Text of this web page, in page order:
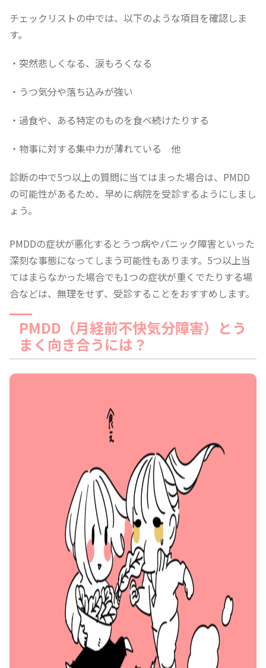
チェックリストの中では、以下のような項目を確認しま
す。
・突然悲しくなる、涙もろくなる
・うつ気分や落ち込みが強い
・過食や、ある特定のものを食べ続けたりする
・物事に対する集中力が薄れている 他
診断の中で5つ以上の質問に当てはまった場合は、PMDD
の可能性があるため、早めに病院を受診するようにしまし
ょう。
PMDDの症状が悪化するとうつ病やパニック障害といった
深刻な事態になってしまう可能性もあります。5つ以上当
てはまらなかった場合でも1つの症状が重くでたりする場
合などは、無理をせず、受診することをおすすめします。
PMDD（月経前不快気分障害）とう
まく向き合うには？